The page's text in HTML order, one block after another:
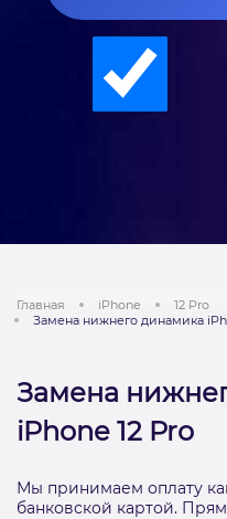
Главная iPhone
12 Pro
Замена нижнего динамика
Замена
iPhone 12 Pro
Мы принимаем оплату
банковской картой.